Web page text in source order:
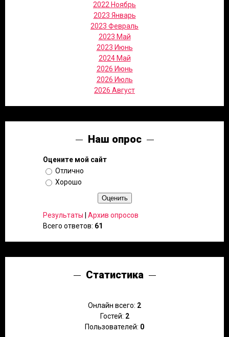
2022 Ноябрь
2023 Январь
2023 Февраль
2023 Май
2023 Июнь
2024 Май
2026 Июнь
2026 Июль
2026 Август
Наш опрос
Оцените мой сайт
Отлично
Хорошо
Результаты | Архив опросов
Всего ответов: 61
Статистика
Онлайн всего: 2
Гостей: 2
Пользователей: 0